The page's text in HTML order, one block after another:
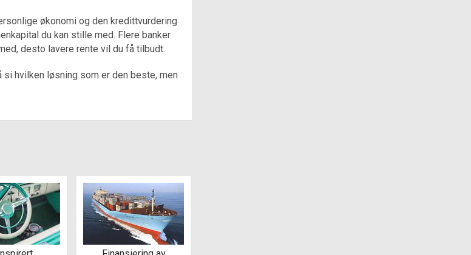
økonomi og den kredittvurdering
du kan stille med. Flere banker
desto lavere rente vil du få tilbudt.
hvilken løsning som er den beste, men